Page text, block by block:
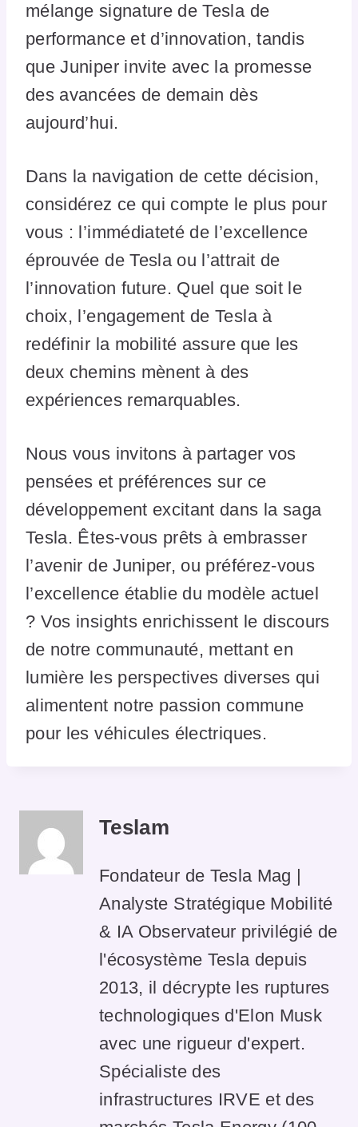
mélange signature de Tesla de
performance et d’innovation, tandis
que Juniper invite avec la promesse
des avancées de demain dès
aujourd’hui.
Dans la navigation de cette décision,
considérez ce qui compte le plus pour
vous : l’immédiateté de l’excellence
éprouvée de Tesla ou l’attrait de
l’innovation future. Quel que soit le
choix, l’engagement de Tesla à
redéfinir la mobilité assure que les
deux chemins mènent à des
expériences remarquables.
Nous vous invitons à partager vos
pensées et préférences sur ce
développement excitant dans la saga
Tesla. Êtes-vous prêts à embrasser
l’avenir de Juniper, ou préférez-vous
l’excellence établie du modèle actuel
? Vos insights enrichissent le discours
de notre communauté, mettant en
lumière les perspectives diverses qui
alimentent notre passion commune
pour les véhicules électriques.
Teslam
Fondateur de Tesla Mag |
Analyste Stratégique Mobilité
& IA Observateur privilégié de
l'écosystème Tesla depuis
2013, il décrypte les ruptures
technologiques d'Elon Musk
avec une rigueur d'expert.
Spécialiste des
infrastructures IRVE et des